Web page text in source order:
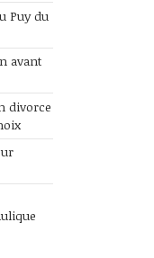
Puy du
avant
divorce